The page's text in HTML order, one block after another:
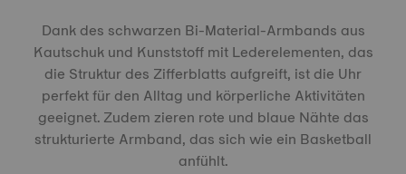
Dank des schwarzen Bi-Material-Armbands aus
Kautschuk und Kunststoff mit Lederelementen, das
die Struktur des Zifferblatts aufgreift, ist die Uhr
perfekt für den Alltag und körperliche Aktivitäten
geeignet. Zudem zieren rote und blaue Nähte das
strukturierte Armband, das sich wie ein Basketball
anfühlt.